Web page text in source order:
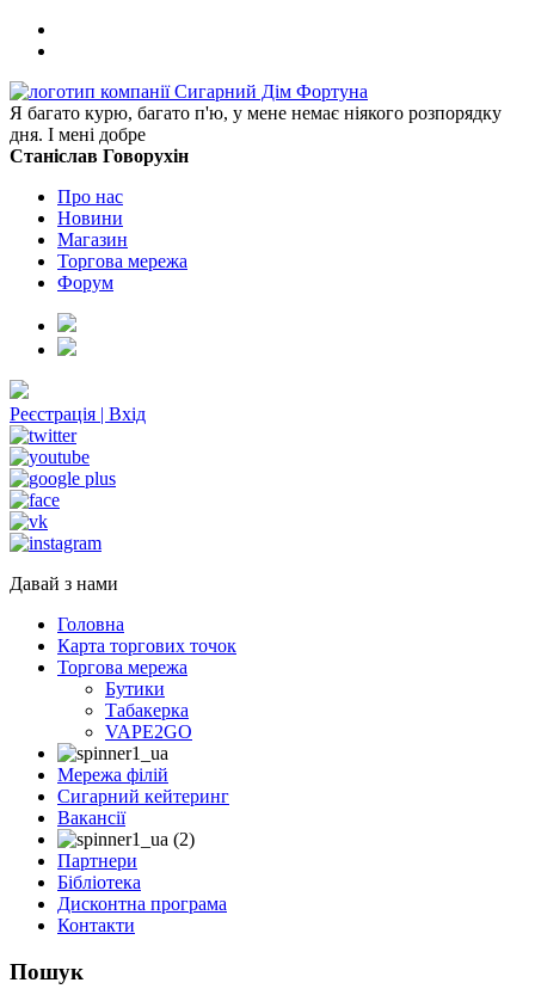
Я багато курю, багато п'ю, у мене немає ніякого розпорядку
дня. І мені добре
Станіслав Говорухін
Про нас
Новини
Магазин
Торгова мережа
Форум
Реєстрація | Вхід
Давай з нами
Головна
Карта торгових точок
Торгова мережа
Бутики
Табакерка
VAPE2GO
Мережа філій
Сигарний кейтеринг
Вакансії
Партнери
Бібліотека
Дисконтна програма
Контакти
Пошук